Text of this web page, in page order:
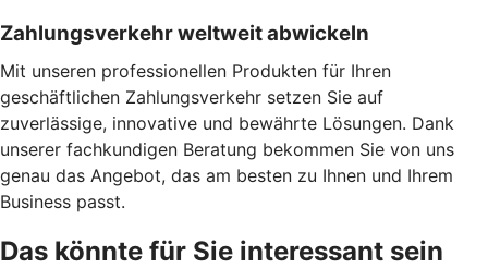
Zahlungsverkehr weltweit abwickeln
Mit unseren professionellen Produkten für Ihren
geschäftlichen Zahlungsverkehr setzen Sie auf
zuverlässige, innovative und bewährte Lösungen. Dank
unserer fachkundigen Beratung bekommen Sie von uns
genau das Angebot, das am besten zu Ihnen und Ihrem
Business passt.
Das könnte für Sie interessant sein